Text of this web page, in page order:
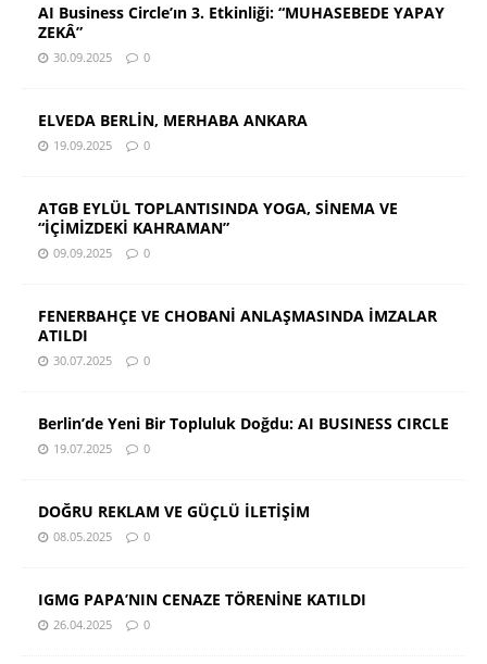
AI Business Circle’ın 3. Etkinliği: “MUHASEBEDE YAPAY
ZEKÂ”
30.09.2025 0
ELVEDA BERLİN, MERHABA ANKARA
19.09.2025 0
ATGB EYLÜL TOPLANTISINDA YOGA, SİNEMA VE
“İÇİMİZDEKİ KAHRAMAN”
09.09.2025 0
FENERBAHÇE VE CHOBANİ ANLAŞMASINDA İMZALAR
ATILDI
30.07.2025 0
Berlin’de Yeni Bir Topluluk Doğdu: AI BUSINESS CIRCLE
19.07.2025 0
DOĞRU REKLAM VE GÜÇLÜ İLETİŞİM
08.05.2025 0
IGMG PAPA’NIN CENAZE TÖRENİNE KATILDI
26.04.2025 0